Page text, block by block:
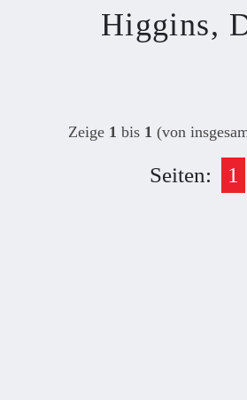
Higgins,
Zeige 1 bis 1 (von
Seiten: 1